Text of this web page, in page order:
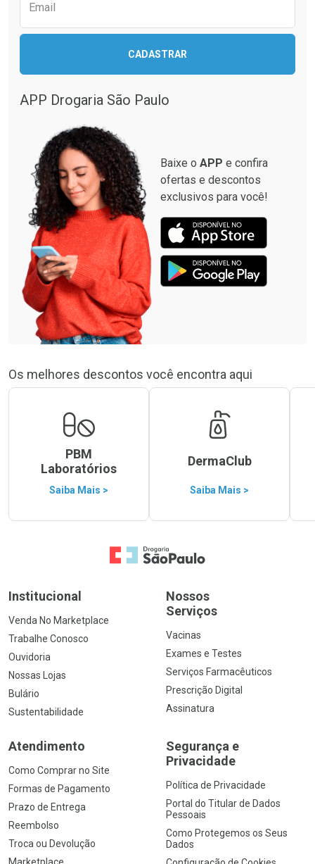
Comprar sem Desconto
Por R$ 79,00/cada
Por R$ 79,00/cada
Por R$ 40,95/cada
Email
CADASTRAR
APP Drogaria São Paulo
Baixe o APP e confira
ofertas e descontos
exclusivos para você!
Os melhores descontos você encontra aqui
PBM
Laboratórios
Saiba Mais >
DermaClub
Saiba Mais >
Ir para a Home
Institucional
Venda No Marketplace
Trabalhe Conosco
Ouvidoria
Nossas Lojas
Bulário
Sustentabilidade
Nossos
Serviços
Vacinas
Exames e Testes
Serviços Farmacêuticos
Prescrição Digital
Assinatura
Atendimento
Como Comprar no Site
Formas de Pagamento
Prazo de Entrega
Reembolso
Troca ou Devolução
Segurança e
Privacidade
Política de Privacidade
Portal do Titular de Dados
Pessoais
Como Protegemos os Seus
Dados